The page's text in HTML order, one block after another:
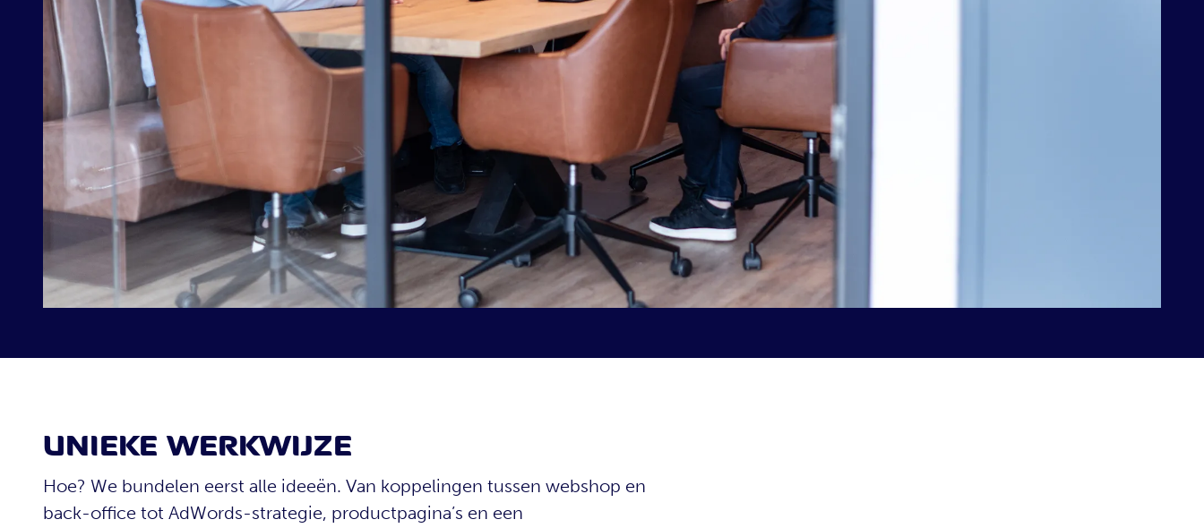
UNIEKE WERKWIJZE
Hoe? We bundelen eerst alle ideeën. Van koppelingen tussen webshop en
back-office tot AdWords-strategie, productpagina’s en een